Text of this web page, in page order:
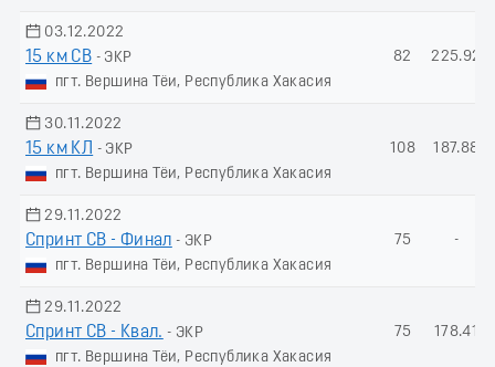
03.12.2022
15 км СВ - ЭКР
пгт. Вершина Тёи, Республика Хакасия
82 225.92
30.11.2022
15 км КЛ
- ЭКР
пгт. Вершина Тёи, Республика Хакасия
108 187.88
29.11.2022
Спринт СВ - Финал - ЭКР
пгт. Вершина Тёи, Республика Хакасия
75 -
29.11.2022
Спринт СВ - Квал. - ЭКР
пгт. Вершина Тёи, Республика Хакасия
75 178.41